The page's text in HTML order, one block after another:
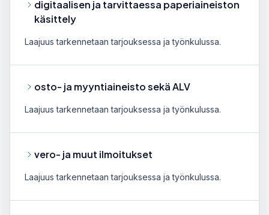
digitaalisen ja tarvittaessa paperiaineiston
käsittely
Laajuus tarkennetaan tarjouksessa ja työnkulussa.
osto- ja myyntiaineisto sekä ALV
Laajuus tarkennetaan tarjouksessa ja työnkulussa.
vero- ja muut ilmoitukset
Laajuus tarkennetaan tarjouksessa ja työnkulussa.